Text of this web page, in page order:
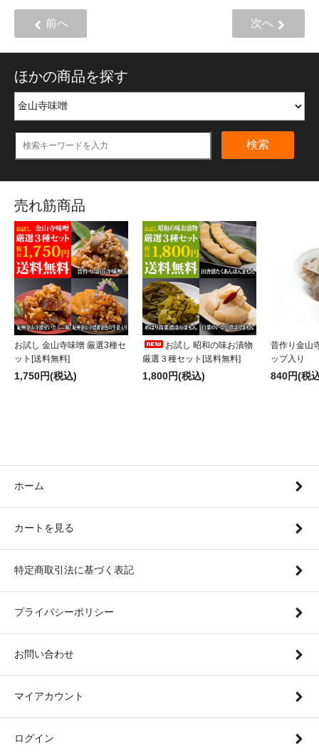
前へ 次へ
ほかの商品を探す
検索
売れ筋商品
お試し 金山寺味噌 厳選3種セ
ット[送料無料]
1,750円(税込)
お試し 昭和の味お漬物
厳選３種セット[送料無料]
1,800円(税込)
昔作り金山
ップ入り
840円(税
ホーム
カートを見る
特定商取引法に基づく表記
プライバシーポリシー
お問い合わせ
マイアカウント
ログイン